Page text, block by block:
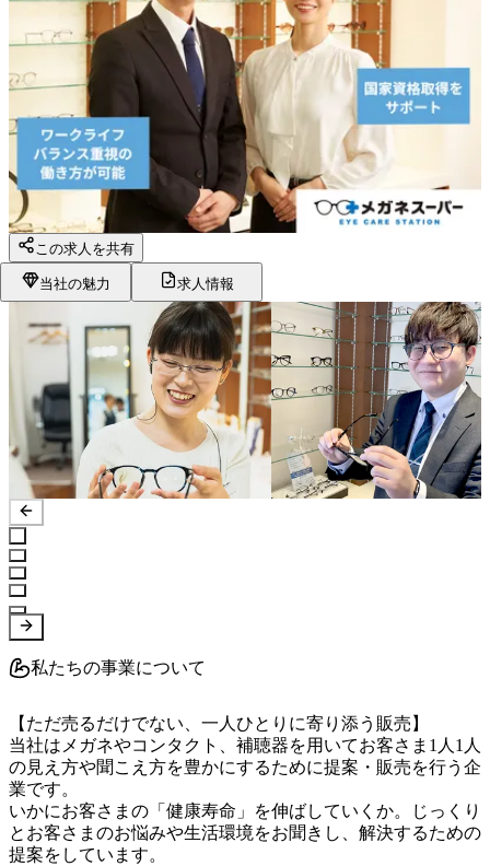
この求人を共有
当社の魅力 求人情報
私たちの事業について
【ただ売るだけでない、一人ひとりに寄り添う販売】
当社はメガネやコンタクト、補聴器を用いてお客さま1人1人
の見え方や聞こえ方を豊かにするために提案・販売を行う企
業です。
いかにお客さまの「健康寿命」を伸ばしていくか。じっくり
とお客さまのお悩みや生活環境をお聞きし、解決するための
提案をしています。